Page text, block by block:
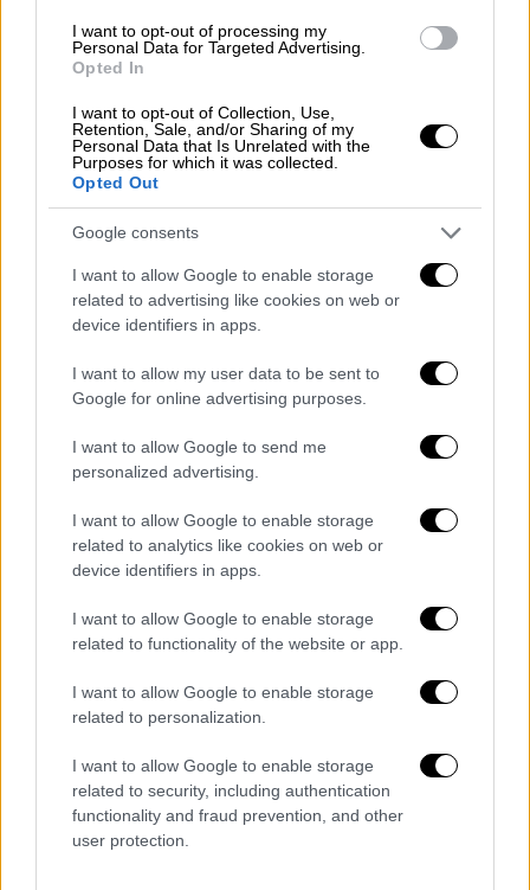
I want to opt-out of processing my
Personal Data for Targeted Advertising.
Opted In
I want to opt-out of Collection, Use,
Retention, Sale, and/or Sharing of my
Personal Data that Is Unrelated with the
Purposes for which it was collected.
Opted Out
Google consents
I want to allow Google to enable storage
related to advertising like cookies on web or
device identifiers in apps.
I want to allow my user data to be sent to
Google for online advertising purposes.
I want to allow Google to send me
personalized advertising.
I want to allow Google to enable storage
related to analytics like cookies on web or
device identifiers in apps.
I want to allow Google to enable storage
related to functionality of the website or app.
I want to allow Google to enable storage
related to personalization.
I want to allow Google to enable storage
related to security, including authentication
functionality and fraud prevention, and other
user protection.
Περιβάλλοντος και Υδάτων του υπουργείου,
Κωνσταντίνος Αραβώσης, το ζήτημα έχει
αντιμετωπιστεί και σύντομα θα
προχωρήσουν οι πληρωμές.
«Υπήρξε ένα διαδικαστικό πρόβλημα, το
οποίο τώρα έχει λυθεί. Στο μεταξύ έχει ήδη
βγει η απόφαση για τον διπλασιασμό των
ότι είχαν σταματήσει οι πληρωμές, τα ποσά
της αποζημίωσης είχαν θεωρηθεί χαμηλά
κυβέρνηση δεν είχε ορίσει αμοιβόμενες
επιτροπές. Αυτό το θέσπισε η παρούσα
κυβέρνηση και πλέον διορθώνουμε και τα
ποσά, ενώ με το νέο σύστημα οι
Την περίοδο αυτή έχει ολοκληρωθεί η
καταγραφή των υποθέσεων σε εκκρεμότητα
σε κάθε Δασαρχείο προκειμένου να
αποσαφηνιστεί πόσες περισσότερες
σε ποιές περιοχές.
Στόχος μας είναι εντός του πρώτου
τριμήνου ή τετραμήνου του 2024 να έχει
ολοκληρωθεί η εξέταση του συνόλου των
αντιρρήσεων», σημειώνει ο κ. Αραβώσης